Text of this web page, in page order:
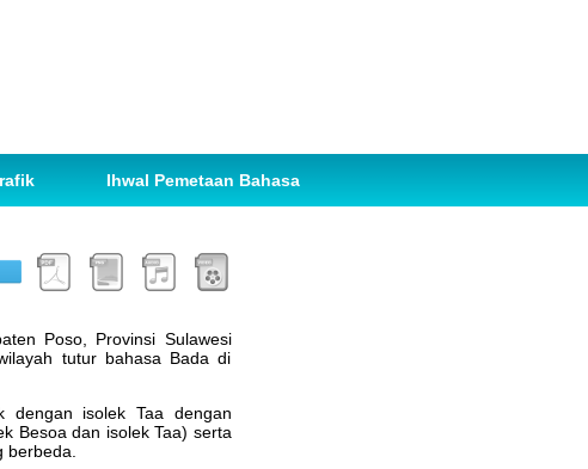
Ihwal Pemetaan Bahasa
Poso, Provinsi Sulawesi
tutur bahasa Bada di
dengan isolek Taa dengan
Besoa dan isolek Taa) serta